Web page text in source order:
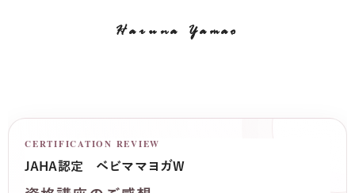
Haruna Yamao
CERTIFICATION REVIEW
JAHA認定 ベビママヨガW